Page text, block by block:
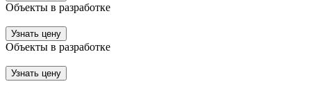
Объекты в разработке
Узнать цену
Объекты в разработке
Узнать цену